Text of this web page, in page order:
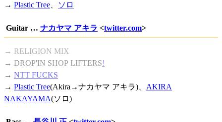
→ Plastic Tree ソロ
Guitar … ナカヤマ アキラ <twitter.com>
→ RELIGION MIX
→ DROP'IN SHOP LIFTERS!
→ NTT FUCKS
→ Plastic Tree(Akira→ナカヤマ アキラ)、 AKIRA
NAKAYAMA(ソロ)